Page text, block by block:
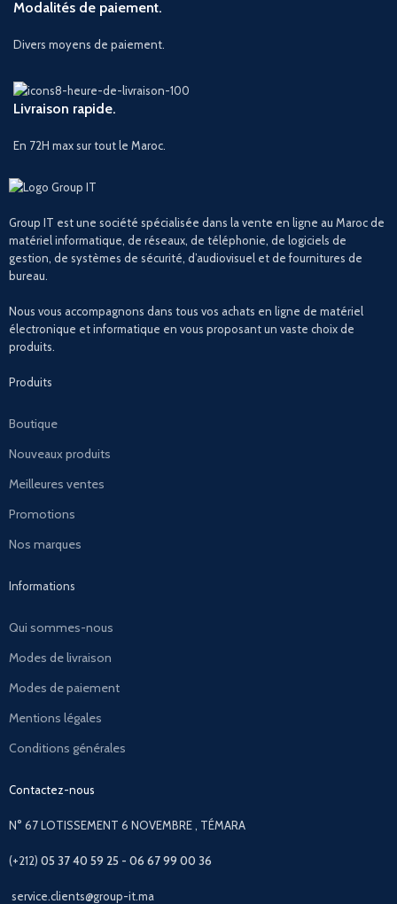
Modalités de paiement.
Divers moyens de paiement.
Livraison rapide.
En 72H max sur tout le Maroc.
Group IT est une société spécialisée dans la vente en ligne au Maroc de
matériel informatique, de réseaux, de téléphonie, de logiciels de
gestion, de systèmes de sécurité, d’audiovisuel et de fournitures de
bureau.
Nous vous accompagnons dans tous vos achats en ligne de matériel
électronique et informatique en vous proposant un vaste choix de
produits.
Produits
Boutique
Nouveaux produits
Meilleures ventes
Promotions
Nos marques
Informations
Qui sommes-nous
Modes de livraison
Modes de paiement
Mentions légales
Conditions générales
Contactez-nous
N° 67 LOTISSEMENT 6 NOVEMBRE , TÉMARA
(+212)05 37 40 59 25 - 06 67 99 00 36
service.clients@group-it.ma